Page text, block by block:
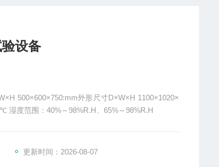
设备
～70℃、 RT+10℃～70℃ 湿度范围：40%～98%R.H、65%～98%R.H
更新时间：2026-08-07